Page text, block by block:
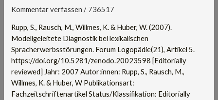
Kommentar verfassen / 736517
Rupp, S., Rausch, M., Willmes, K. & Huber, W. (2007).
Modellgeleitete Diagnostik bei lexikalischen
Spracherwerbsstörungen. Forum Logopädie(21), Artikel 5.
https://doi.org/10.5281/zenodo.20023598 [Editorially
reviewed] Jahr: 2007 Autor:innen: Rupp, S., Rausch, M.,
Willmes, K. & Huber, W Publikationsart:
Fachzeitschriftenartikel Status/Klassifikation: Editorially